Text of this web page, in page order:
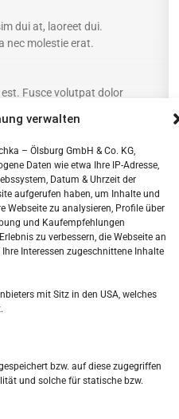
verwalten
– Ölsburg GmbH & Co. KG,
Daten wie etwa Ihre IP-Adresse,
Datum & Uhrzeit der
aufgerufen haben, um Inhalte und
Webseite zu analysieren, Profile über
und Kaufempfehlungen
zu verbessern, die Webseite an
Interessen zugeschnittene Inhalte
mit Sitz in den USA, welches
bzw. auf diese zugegriffen
und solche für statische bzw.
dui at, laoreet dui.
nec molestie erat.
Fusce volutpat dolor
vehicula. Duis rutrum
et dui sagittis,
sem. Aliquam
Cras maximus, arcu
venenatis vel justo ac,
nulla sit amet
Curabitur tincidunt
Sed nulla ante,
Pellentesque faucibus
et magnis dis
sit amet auctor
eget auctor. Proin
ornare
pulvinar mauris et
sem eget consequat